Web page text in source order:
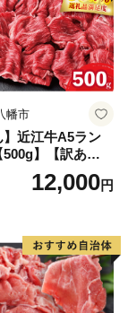
幡市
】近江牛A5ラン
】【訳あり】
12,000円